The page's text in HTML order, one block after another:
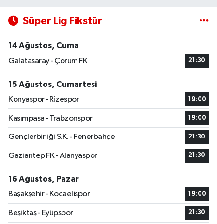
Süper Lig Fikstür
14 Ağustos, Cuma
Galatasaray - Çorum FK
21:30
15 Ağustos, Cumartesi
Konyaspor - Rizespor
19:00
Kasımpaşa - Trabzonspor 19:00
Gençlerbirliği S.K. - Fenerbahçe 21:30
Gaziantep FK - Alanyaspor 21:30
16 Ağustos, Pazar
Başakşehir - Kocaelispor
19:00
Beşiktaş - Eyüpspor 21:30